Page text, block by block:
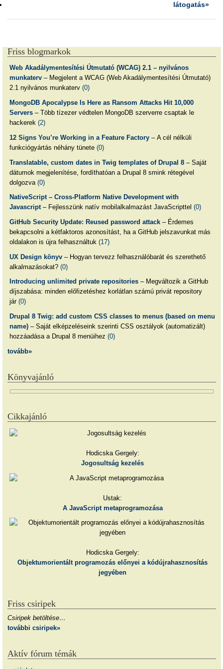
látogatás»
Friss blogmarkok
Web Akadálymentesítési Útmutató (WCAG) 2.1 – nyilvános
munkaterv– Megjelent a WCAG (Web Akadálymentesítési Útmutató)
2.1 nyilvános munkaterv (0)
MongoDB Apocalypse Is Here as Ransom Attacks Hit 10,000
Servers– Több tízezer védtelen MongoDB szerverre csaptak le
hackerek (2)
12 Signs You’re Working in a Feature Factory– A cél nélküli
funkciógyártás néhány tünete (0)
Translatable, custom dates in Twig templates of Drupal 8– Saját
dátumok megjelenítése, fordíthatóan a Drupal 8 smink rétegével
dolgozva (0)
NativeScript – Cross-Platform Native Development with
Javascript– Fejlesszünk natív mobilalkalmazást JavaScripttel (0)
GitHub Security Update: Reused password attack– Érdemes
bekapcsolni a kétfaktoros azonosítást, ha a GitHub jelszavunkat más
oldalakon is újra felhasználtuk (17)
UX Design könyv– Hogyan tervezz felhasználóbarát és szerethető
alkalmazásokat? (0)
Introducing unlimited private repositories– Megváltozik a GitHub
díjszabása: minden előfizetéshez korlátlan számú privát repository
jár (0)
Drupal 8 Twig: add custom CSS classes to menus (based on menu
name)– Saját elképzeléseink szerinti CSS osztályok (automatizált)
hozzáadása a Drupal 8 menüihez (0)
tovább»
Könyvajánló
Cikkajánló
Hodicska Gergely:
Jogosultság kezelés
Ustak:
A JavaScript metaprogramozása
Hodicska Gergely:
Objektumorientált programozás előnyei a kódújrahasznosítás
jegyében
Friss csiripek
Csiripek betöltése…
további csiripek»
Aktív fórum témák